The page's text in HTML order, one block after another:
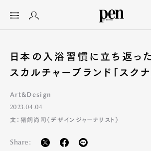
日本の入浴習慣に立ち返っ
スカルチャーブランド「スクナ
Art&Design
2023.04.04
文：猪飼尚司（デザインジャーナリスト）
Share: